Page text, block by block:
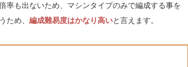
率も出ないため、マシンタイプのみで編成する事を
ため、 編成難易度はかなり高いと言えます。